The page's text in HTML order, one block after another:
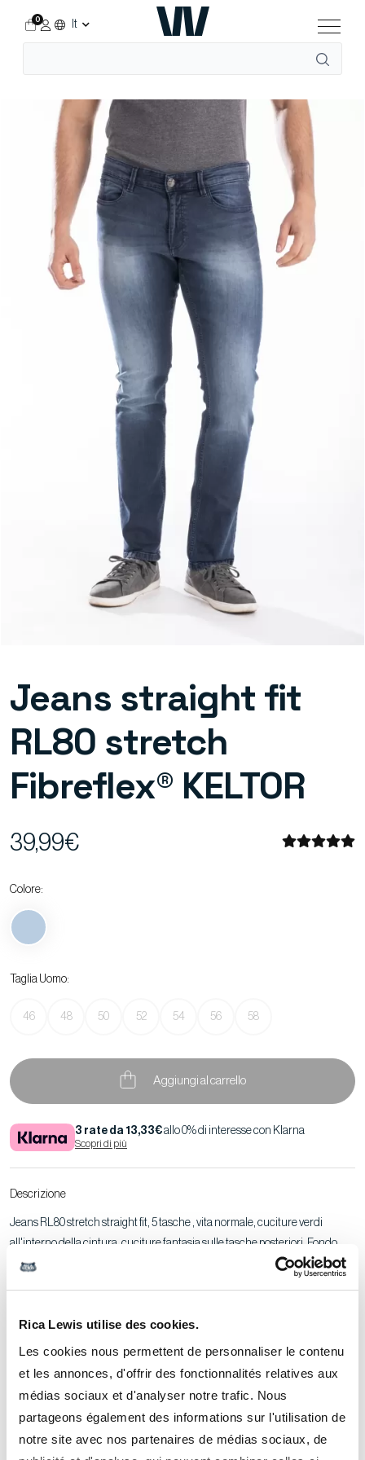
Rica Lewis utilise des cookies.
Les cookies nous permettent de personnaliser le contenu
et les annonces, d'offrir des fonctionnalités relatives aux
médias sociaux et d'analyser notre trafic. Nous
partageons également des informations sur l'utilisation de
notre site avec nos partenaires de médias sociaux, de
It
0
Jeans straight fit
RL80 stretch
Fibreflex® KELTOR
39,99€
Colore:
Taglia Uomo:
46 48 50 52 54 56 58
Aggiungi al carrello
3 rate da 13,33€allo 0% di interesse con Klarna
Scopri di più
Descrizione
Jeans RL80 stretch straight fit, 5 tasche , vita normale, cuciture verdi
all'interno della cintura, cuciture fantasia sulle tasche posteriori. Fondo
gamba con cuciture cimosate aperte. Cuciture in tono di blu. Chiusura
Lunghezza interno gamba: 84 cm (taglia 50).
Il modello indossa una taglia 50.
Guida alle taglie -Consigli per la manutenzione Vedere la scheda di
tracciabilità